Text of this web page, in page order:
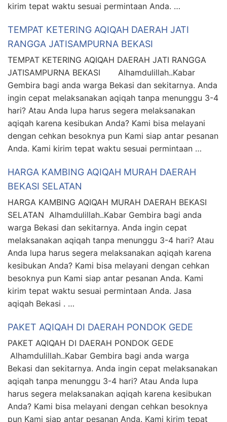
kirim tepat waktu sesuai permintaan Anda. …
TEMPAT KETERING AQIQAH DAERAH JATI
RANGGA JATISAMPURNA BEKASI
TEMPAT KETERING AQIQAH DAERAH JATI RANGGA
JATISAMPURNA BEKASI Alhamdulillah..Kabar
Gembira bagi anda warga Bekasi dan sekitarnya. Anda
ingin cepat melaksanakan aqiqah tanpa menunggu 3-4
hari? Atau Anda lupa harus segera melaksanakan
aqiqah karena kesibukan Anda? Kami bisa melayani
dengan cehkan besoknya pun Kami siap antar pesanan
Anda. Kami kirim tepat waktu sesuai permintaan …
HARGA KAMBING AQIQAH MURAH DAERAH
BEKASI SELATAN
HARGA KAMBING AQIQAH MURAH DAERAH BEKASI
SELATAN Alhamdulillah..Kabar Gembira bagi anda
warga Bekasi dan sekitarnya. Anda ingin cepat
melaksanakan aqiqah tanpa menunggu 3-4 hari? Atau
Anda lupa harus segera melaksanakan aqiqah karena
kesibukan Anda? Kami bisa melayani dengan cehkan
besoknya pun Kami siap antar pesanan Anda. Kami
kirim tepat waktu sesuai permintaan Anda. Jasa
aqiqah Bekasi . …
PAKET AQIQAH DI DAERAH PONDOK GEDE
PAKET AQIQAH DI DAERAH PONDOK GEDE
Alhamdulillah..Kabar Gembira bagi anda warga
Bekasi dan sekitarnya. Anda ingin cepat melaksanakan
aqiqah tanpa menunggu 3-4 hari? Atau Anda lupa
harus segera melaksanakan aqiqah karena kesibukan
Anda? Kami bisa melayani dengan cehkan besoknya
pun Kami siap antar pesanan Anda. Kami kirim tepat